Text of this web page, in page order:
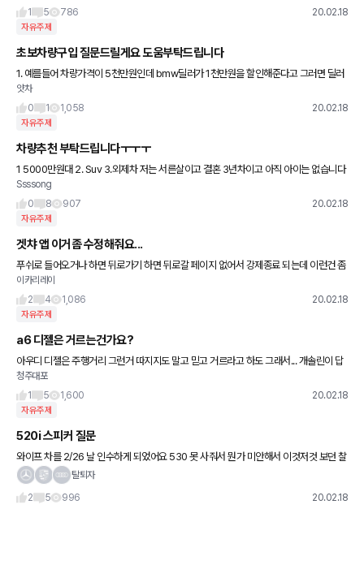
1
5 786 20.02.18
자유주제
초보차량구입 질문드릴게요 도움부탁드립니다
1. 예를들어 차량가격이 5천만원인데 bmw딜러가 1천만원을 할인해준다고 그러면 딜러
가 제시한 금융프로그램을 따라가야 하는건가요? 2. 선수금을 낼때 내가 페이백 받을수있
는 카드사용(일시불)으로
얏차
0
1 1,058 20.02.18
자유주제
차량추천 부탁드립니다ㅜㅜㅜ
1 5000만원대 2. Suv 3.외제차 저는 서른살이고 결혼 3년차이고 아직 아이는 없습니다
ㅜㅜ 차량을 구매하고자하는데 suv는 좋아하고 국내차는 마음이가지 않으니 ㅜㅜㅜ 살
수있는 차
Ssssong
0
8 907 20.02.18
자유주제
겟챠 앱 이거좀 수정해줘요...
푸쉬로 들어오거나 하면 뒤로가기 하면 뒤로갈 페이지 없어서 강제종료 되는데 이런건 좀
고쳐주세요;;; 아마추어가 만든것도 아니고;;
이카리레이
2
4 1,086 20.02.18
자유주제
a6 디젤은 거르는건가요?
아우디 디젤은 주행거리 그런거 따지지도 말고 믿고 거르라고 하도 그래서... 개솔린이 답
인가요? 신형 a6 구매하려는데 고민이 되네요
청주대포
1
5 1,600 20.02.18
자유주제
520i 스피커 질문
와이프 차를 2/26 날 인수하게 되었어요 530 못 사줘서 뭔가 미안해서 이것저것 보던 찰
나에.. 스피커 업그레이드를 해주라는 추천을 받아서요 기본으로 들어있는 스피커 음질이
탈퇴자
2
5 996 20.02.18